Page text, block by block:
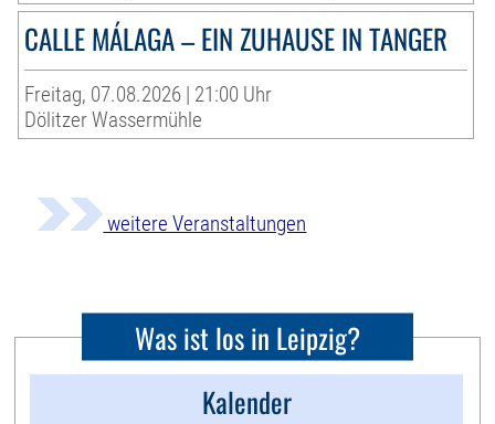
CALLE MÁLAGA – EIN ZUHAUSE IN TANGER
Freitag, 07.08.2026 | 21:00 Uhr
Dölitzer Wassermühle
weitere Veranstaltungen
Was ist los in Leipzig?
Kalender